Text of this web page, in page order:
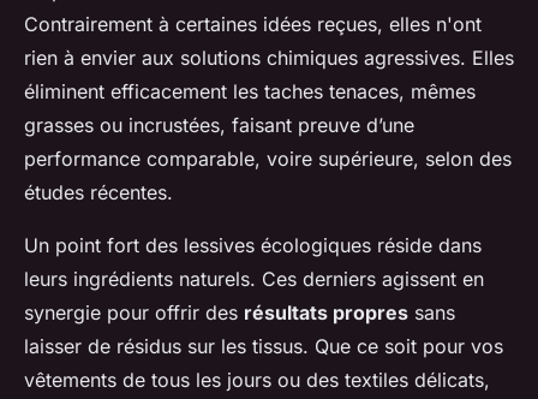
Contrairement à certaines idées reçues, elles n'ont
rien à envier aux solutions chimiques agressives. Elles
éliminent efficacement les taches tenaces, mêmes
grasses ou incrustées, faisant preuve d’une
performance comparable, voire supérieure, selon des
études récentes.
Un point fort des lessives écologiques réside dans
leurs ingrédients naturels. Ces derniers agissent en
synergie pour offrir des résultats propres sans
laisser de résidus sur les tissus. Que ce soit pour vos
vêtements de tous les jours ou des textiles délicats,